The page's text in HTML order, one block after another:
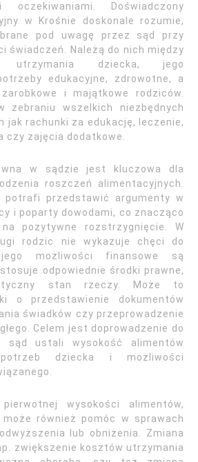
oczekiwaniami. Doświadczony
w Krośnie doskonale rozumie,
pod uwagę przez sąd przy
świadczeń. Należą do nich między
utrzymania dziecka, jego
edukacyjne, zdrowotne, a
i majątkowe rodziców.
zebraniu wszelkich niezbędnych
jak rachunki za edukację, leczenie,
czy zajęcia dodatkowe.
w sądzie jest kluczowa dla
roszczeń alimentacyjnych.
potrafi przedstawić argumenty w
i poparty dowodami, co znacząco
pozytywne rozstrzygnięcie. W
rodzic nie wykazuje chęci do
możliwości finansowe są
odpowiednie środki prawne,
stan rzeczy. Może to
o przedstawienie dokumentów
świadków czy przeprowadzenie
Celem jest doprowadzenie do
ustali wysokość alimentów
dziecka i możliwości
wysokości alimentów,
również pomóc w sprawach
lub obniżenia. Zmiana
zwiększenie kosztów utrzymania